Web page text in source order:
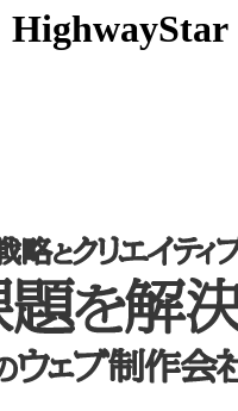
HighwayStar